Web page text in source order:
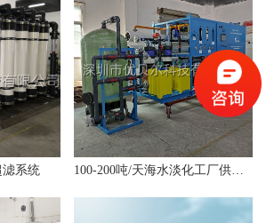
滤系统 100-200吨/天海水淡化工厂供水系统